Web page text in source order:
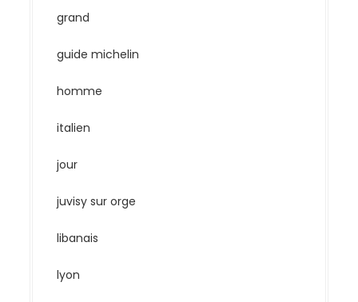
grand
guide michelin
homme
italien
jour
juvisy sur orge
libanais
lyon